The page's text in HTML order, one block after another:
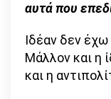
αυτά που
Ιδέαν δεν
Μάλλον και η
και η